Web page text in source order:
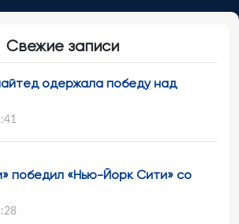
Свежие записи
одержала победу над
победил «Нью-Йорк Сити» со